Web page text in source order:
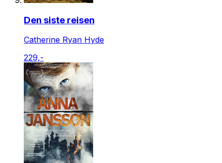
Den siste reisen
Catherine Ryan Hyde
229,-